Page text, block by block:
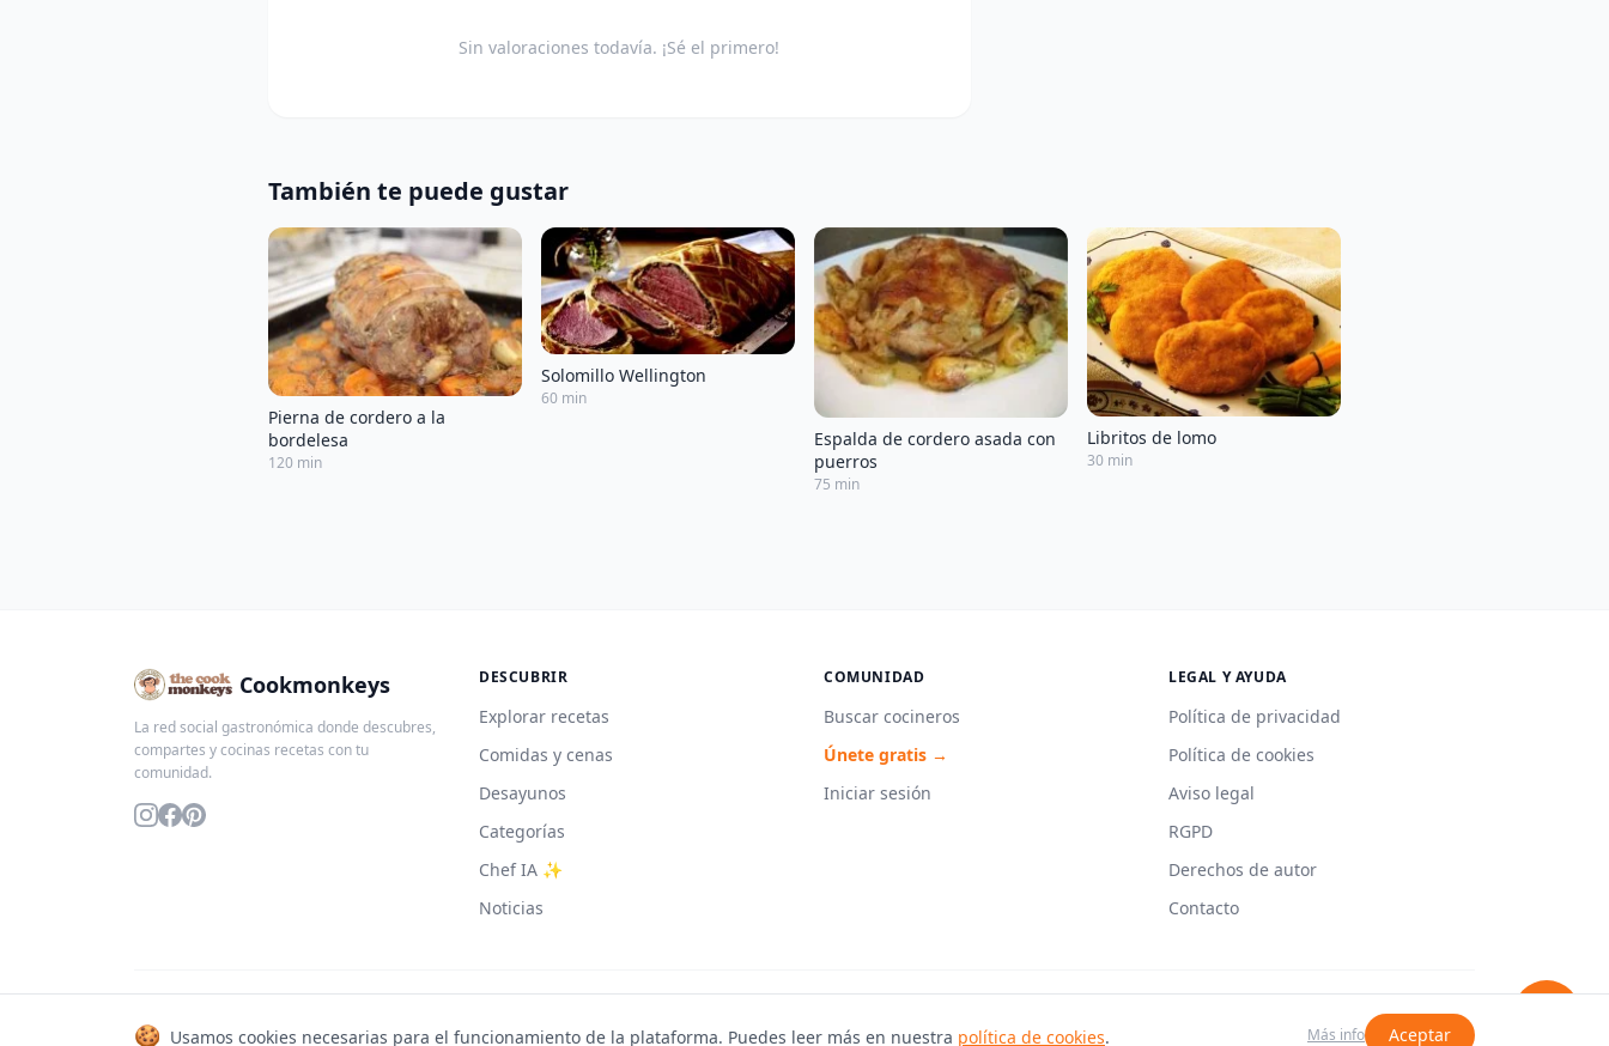
Sin valoraciones todavía. ¡Sé el primero!
También te puede gustar
Pierna de cordero a la
bordelesa
120 min
Solomillo Wellington
60 min
Espalda de cordero asada con
puerros
75 min
Libritos de lomo
30 min
Cookmonkeys
La red social gastronómica donde descubres,
compartes y cocinas recetas con tu
comunidad.
DESCUBRIR
Explorar recetas
Comidas y cenas
Desayunos
Categorías
Chef IA ✨
Noticias
COMUNIDAD
Buscar cocineros
Únete gratis →
Iniciar sesión
LEGAL Y AYUDA
Política de privacidad
Política de cookies
Aviso legal
RGPD
Derechos de autor
Contacto
🍪 Usamos cookies necesarias para el funcionamiento de la plataforma. Puedes leer más en nuestra política de cookies. Más info Aceptar